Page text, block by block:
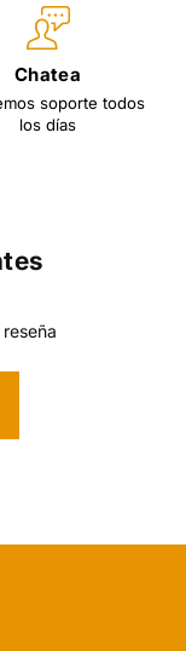
Chatea
soporte todos
los días